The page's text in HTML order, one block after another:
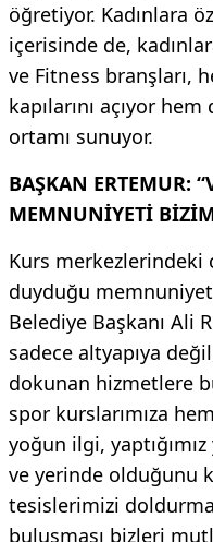
öğretiyor. Kadınlara
içerisinde de,
ve Fitness branşları,
kapılarını açıyor
ortamı sunuyor.
BAŞKAN ERTEMUR:
MEMNUNİYETİ
Kurs merkezlerindeki
duyduğu
Belediye Başkanı Ali
sadece altyapıya
dokunan hizmetlere
spor kurslarımıza
yoğun ilgi,
ve yerinde olduğunu
tesislerimizi
buluşması bizleri